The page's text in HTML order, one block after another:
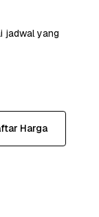
jadwal yang
Harga